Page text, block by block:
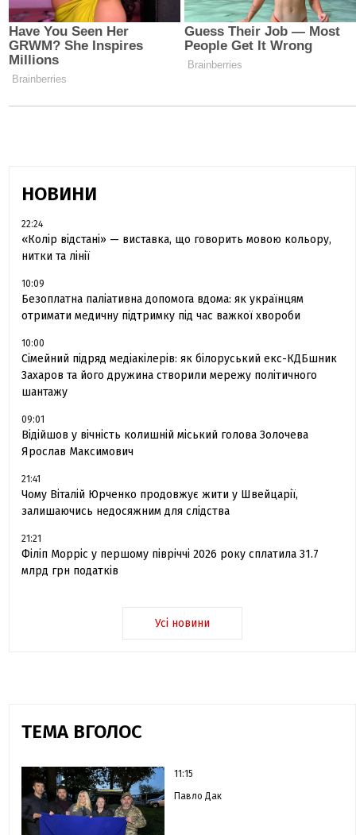
НОВИНИ
22:24
«Колір відстані» — виставка, що говорить мовою кольору,
нитки та лінії
10:09
Безоплатна паліативна допомога вдома: як українцям
отримати медичну підтримку під час важкої хвороби
10:00
Сімейний підряд медіакілерів: як білоруський екс-КДБшник
Захаров та його дружина створили мережу політичного
шантажу
09:01
Відійшов у вічність колишній міський голова Золочева
Ярослав Максимович
21:41
Чому Віталій Юрченко продовжує жити у Швейцарії,
залишаючись недосяжним для слідства
21:21
Філіп Морріс у першому півріччі 2026 року сплатила 31.7
млрд грн податків
Усі новини
ТЕМА ВГОЛОС
11:15
Павло Дак